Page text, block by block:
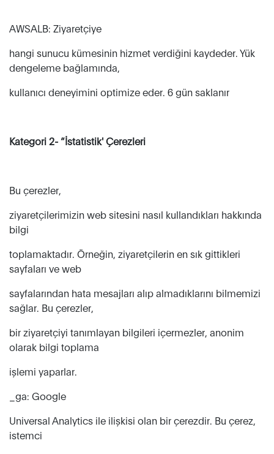
AWSALB: Ziyaretçiye
hangi sunucu kümesinin hizmet verdiğini kaydeder. Yük
dengeleme bağlamında,
kullanıcı deneyimini optimize eder. 6 gün saklanır
Kategori 2- “İstatistik' Çerezleri
Bu çerezler,
ziyaretçilerimizin web sitesini nasıl kullandıkları hakkında
bilgi
toplamaktadır. Örneğin, ziyaretçilerin en sık gittikleri
sayfaları ve web
sayfalarından hata mesajları alıp almadıklarını bilmemizi
sağlar. Bu çerezler,
bir ziyaretçiyi tanımlayan bilgileri içermezler, anonim
olarak bilgi toplama
işlemi yaparlar.
_ga: Google
Universal Analytics ile ilişkisi olan bir çerezdir. Bu çerez,
istemci